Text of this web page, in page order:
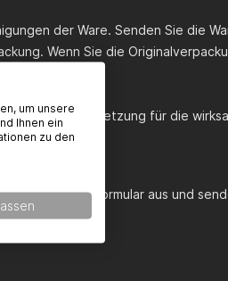
der Ware. Senden Sie die
Wenn Sie die
nicht Voraussetzung für die
bitte dieses Formular aus und
um unsere
Ihnen ein
zu den